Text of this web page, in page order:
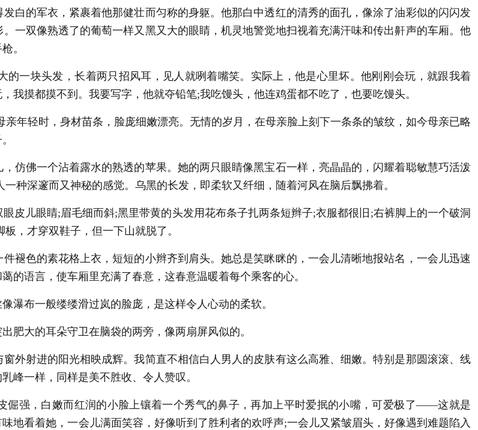
的军衣，紧裹着他那健壮而匀称的身躯。他那白中透红的清秀的面孔，像涂了油彩似的闪闪发
一双像熟透了的葡萄一样又黑又大的眼睛，机灵地警觉地扫视着充满汗味和传出鼾声的车厢。他
。
一块头发，长着两只招风耳，见人就咧着嘴笑。实际上，他是心里坏。他刚刚会玩，就跟我着
我摸都摸不到。我要写字，他就夺铅笔;我吃馒头，他连鸡蛋都不吃了，也要吃馒头。
轻时，身材苗条，脸庞细嫩漂亮。无情的岁月，在母亲脸上刻下一条条的皱纹，如今母亲已略
佛一个沾着露水的熟透的苹果。她的两只眼睛像黑宝石一样，亮晶晶的，闪耀着聪敏慧巧活泼
种深邃而又神秘的感觉。乌黑的长发，即柔软又纤细，随着河风在脑后飘拂着。
儿眼睛;眉毛细而斜;黑里带黄的头发用花布条子扎两条短辫子;衣服都很旧;右裤脚上的一个破洞
，才穿双鞋子，但一下山就脱了。
色的素花格上衣，短短的小辫齐到肩头。她总是笑眯眯的，一会儿清晰地报站名，一会儿迅速
的语言，使车厢里充满了春意，这春意温暖着每个乘客的心。
布一般缕缕滑过岚的脸庞，是这样令人心动的柔软。
大的耳朵守卫在脑袋的两旁，像两扇屏风似的。
射进的阳光相映成辉。我简直不相信白人男人的皮肤有这么高雅、细嫩。特别是那圆滚滚、线
峰一样，同样是美不胜收、令人赞叹。
强，白嫩而红润的小脸上镶着一个秀气的鼻子，再加上平时爱抿的小嘴，可爱极了——这就是
地看着她，一会儿满面笑容，好像听到了胜利者的欢呼声;一会儿又紧皱眉头，好像遇到难题陷入